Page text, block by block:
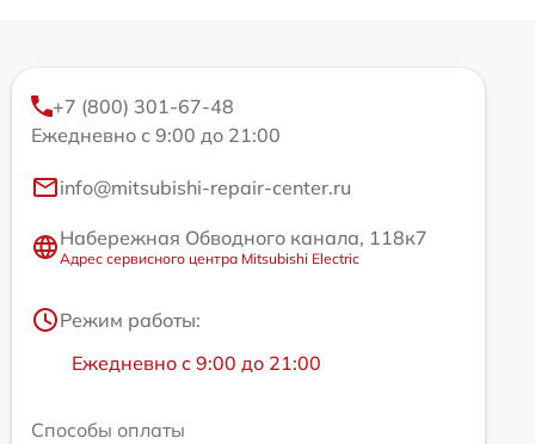
+7 (800) 301-67-48
Ежедневно с 9:00 до 21:00
info@mitsubishi-repair-center.ru
Набережная Обводного канала, 118к7
Адрес сервисного центра Mitsubishi Electric
Режим работы:
Ежедневно с 9:00 до 21:00
Способы оплаты